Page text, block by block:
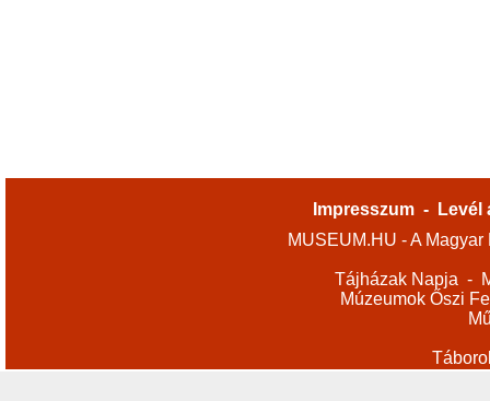
Impresszum -
Levél
MUSEUM.HU - A
Tájházak Napja -
Múzeumok Őszi